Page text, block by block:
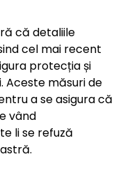
că detaliile
cel mai recent
protecția și
Aceste măsuri de
a se asigura că
vând
li se refuză